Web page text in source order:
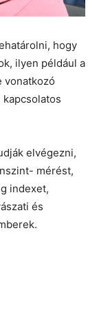
hogy
ilyen például a
vonatkozó
elvégezni,
mérést,
indexet,
és